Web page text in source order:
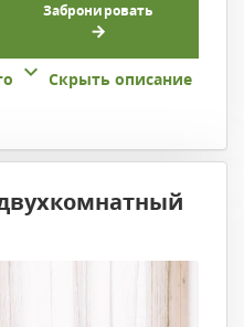
Забронировать
Скрыть описание